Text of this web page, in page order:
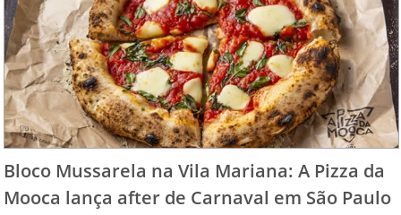
Bloco Mussarela na Vila Mariana: A Pizza da
Mooca lança after de Carnaval em São Paulo